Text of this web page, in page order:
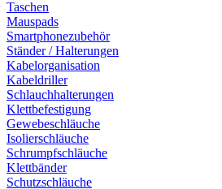
Taschen
Mauspads
Smartphonezubehör
Ständer / Halterungen
Kabelorganisation
Kabeldriller
Schlauchhalterungen
Klettbefestigung
Gewebeschläuche
Isolierschläuche
Schrumpfschläuche
Klettbänder
Schutzschläuche